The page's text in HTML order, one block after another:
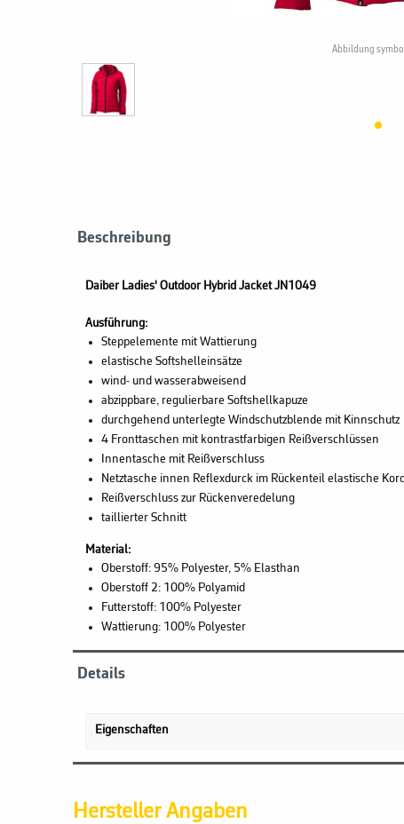
Abbildung
Beschreibung
Daiber Ladies' Outdoor Hybrid Jacket JN1049
Ausführung:
Steppelemente mit Wattierung
elastische Softshelleinsätze
wind- und wasserabweisend
abzippbare, regulierbare Softshellkapuze
durchgehend unterlegte Windschutzblende mit Kinnschutz
4 Fronttaschen mit kontrastfarbigen Reißverschlüssen
Innentasche mit Reißverschluss
Netztasche innen Reflexdurck im Rückenteil elastische
Reißverschluss zur Rückenveredelung
taillierter Schnitt
Material:
Oberstoff: 95% Polyester, 5% Elasthan
Oberstoff 2: 100% Polyamid
Futterstoff: 100% Polyester
Wattierung: 100% Polyester
Details
Eigenschaften
Hersteller Angaben